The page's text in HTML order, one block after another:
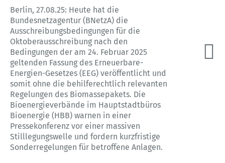
Berlin, 27.08.25: Heute hat die
Bundesnetzagentur (BNetzA) die
Ausschreibungsbedingungen für die
Oktoberausschreibung nach den
Bedingungen der am 24. Februar 2025
geltenden Fassung des Erneuerbare-
Energien-Gesetzes (EEG) veröffentlicht und
somit ohne die behilferechtlich relevanten
Regelungen des Biomassepakets. Die
Bioenergieverbände im Hauptstadtbüros
Bioenergie (HBB) warnen in einer
Pressekonferenz vor einer massiven
Stilllegungswelle und fordern kurzfristige
Sonderregelungen für betroffene Anlagen.